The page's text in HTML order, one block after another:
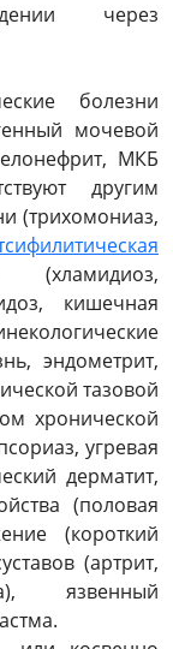
через
болезни
мочевой
МКБ
другим
(трихомониаз,
(хламидиоз,
кишечная
эндометрит,
тазовой
хронической
угревая
дерматит,
(половая
(короткий
(артрит,
язвенный